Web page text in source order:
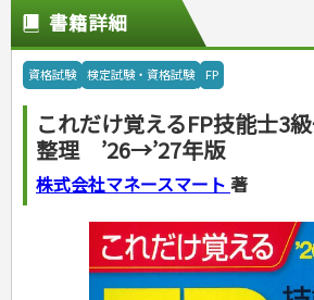
スポーツ
スポーツルール
野球
ゴルフ
ジュニアスポーツ
その他スポーツ
自然・アウトドア・ペット
アウトドア
犬・猫
園芸・野菜づくり
雑学
娯楽・ゲーム・占い
ナンプレ
ゲーム・マジック
家相・風水・占い
カルチャー・芸術・趣味
音楽・楽器
趣味・鑑賞・カメラ
絵画・デッサン
辞典
語学・旅行会話
運転免許
原付・二輪
普通免許
生活・暮らし
料理
料理・レシピ
各国料理
お弁当
調理器具クッキング
お菓子・ケーキ・パン
飲み物・お酒
手芸・クラフト
ソーイング
クラフト
インテリア・ハウジング
収納・掃除・暮らし
美容・ファッション
ダイエット・エクササイズ
着物・着つけ
冠婚葬祭・手紙・ペン字
手紙・ペン字
妊娠・出産・育児
離乳食・幼児食・こどもレシピ
健康と保育
家庭医学・健康
ツボ・マッサージ
家庭医学・病気
健康知識
栄養事典
看護・介護
看護一般
介護一般
保育・教育
パネルシアター
指導マニュアル
こどもの本
児童一般
おりがみ・あやとり
なぞなぞ・ゲーム
占い・心理ゲーム
のりもの・ずかん
読み物・絵本
音と光のでる絵本
学参・ドリル
夏休みドリル
総復習ドリル
学習・地図
自由研究・読書感想文
えんぴつちょう
就職活動
就職活動
就職試験
資格試験
英語検定・TOEIC
漢字検定・数学検定
簿記検定
経営・経済・法律
マネー・株・資産
ビジネス・法律
自己啓発
自己啓発
旅行・歴史
国内・海外旅行
書籍詳細
資格試験 検定試験・資格試験 FP
これだけ覚えるFP技能士3
整理 ’26→’27年版
株式会社マネースマート 著